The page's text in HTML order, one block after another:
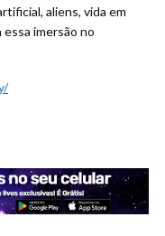
aliens, vida em
imersão no